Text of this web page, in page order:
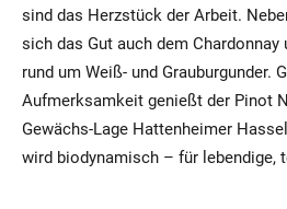
sind das Herzstück der Arbeit.
sich das Gut auch dem Chardonnay
rund um Weiß- und Grauburgunder.
Aufmerksamkeit genießt der Pinot
Gewächs-Lage Hattenheimer
wird biodynamisch – für lebendige,